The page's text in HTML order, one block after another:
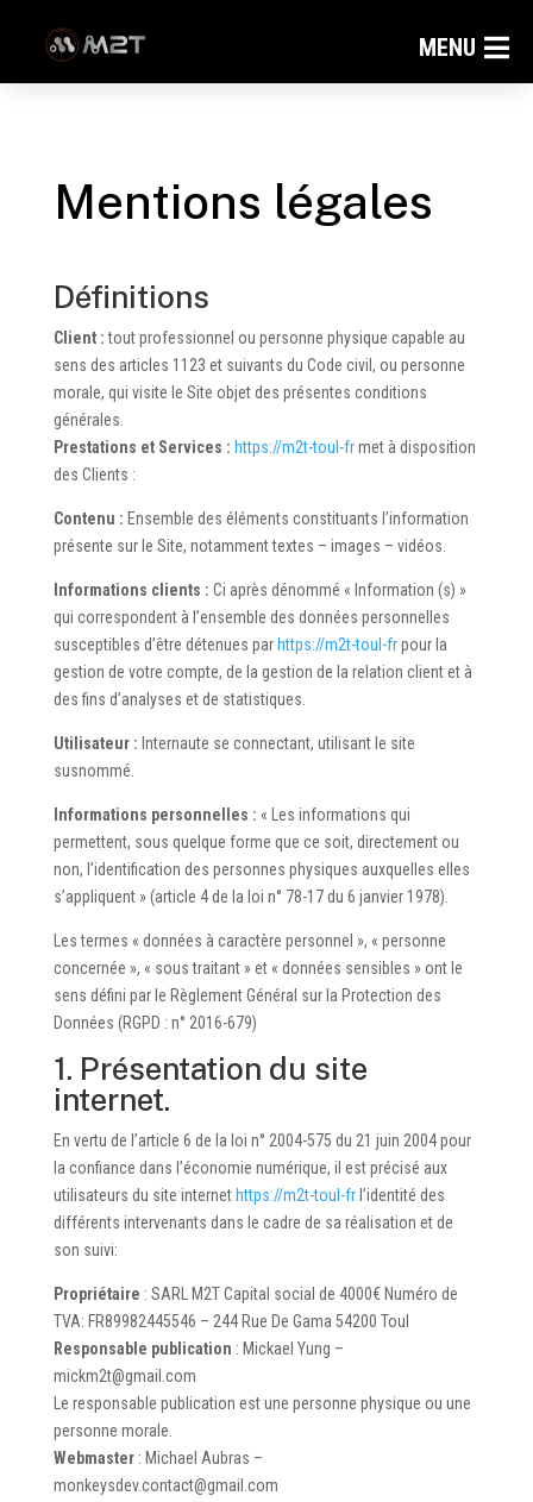
MENU
Mentions légales
Définitions
Client : tout professionnel ou personne physique capable au
sens des articles 1123 et suivants du Code civil, ou personne
morale, qui visite le Site objet des présentes conditions
générales.
Prestations et Services : https://m2t-toul-fr met à disposition
des Clients :
Contenu : Ensemble des éléments constituants l’information
présente sur le Site, notamment textes – images – vidéos.
Informations clients : Ci après dénommé « Information (s) »
qui correspondent à l’ensemble des données personnelles
susceptibles d’être détenues par https://m2t-toul-fr pour la
gestion de votre compte, de la gestion de la relation client et à
des fins d’analyses et de statistiques.
Utilisateur : Internaute se connectant, utilisant le site
susnommé.
Informations personnelles : « Les informations qui
permettent, sous quelque forme que ce soit, directement ou
non, l’identification des personnes physiques auxquelles elles
s’appliquent » (article 4 de la loi n° 78-17 du 6 janvier 1978).
Les termes « données à caractère personnel », « personne
concernée », « sous traitant » et « données sensibles » ont le
sens défini par le Règlement Général sur la Protection des
Données (RGPD : n° 2016-679)
1. Présentation du site
internet.
En vertu de l’article 6 de la loi n° 2004-575 du 21 juin 2004 pour
la confiance dans l’économie numérique, il est précisé aux
utilisateurs du site internet https://m2t-toul-fr l’identité des
différents intervenants dans le cadre de sa réalisation et de
son suivi:
Propriétaire : SARL M2T Capital social de 4000€ Numéro de
TVA: FR89982445546 – 244 Rue De Gama 54200 Toul
Responsable publication : Mickael Yung –
mickm2t@gmail.com
Le responsable publication est une personne physique ou une
personne morale.
Webmaster : Michael Aubras –
monkeysdev.contact@gmail.com